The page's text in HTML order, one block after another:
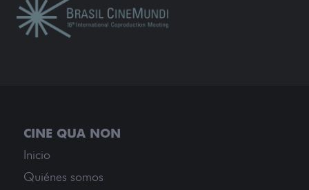
Inicio
Quiénes somos